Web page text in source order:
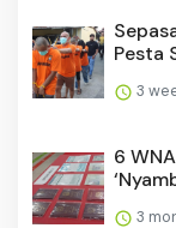
Pesta
3
6
3